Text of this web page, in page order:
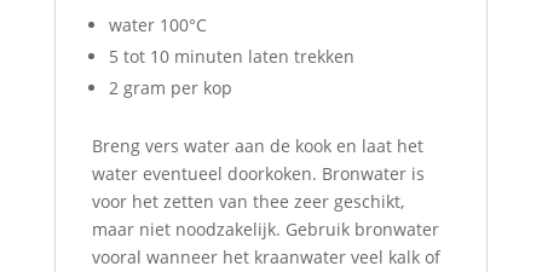
water 100°C
5 tot 10 minuten laten trekken
2 gram per kop
Breng vers water aan de kook en laat het
water eventueel doorkoken. Bronwater is
voor het zetten van thee zeer geschikt,
maar niet noodzakelijk. Gebruik bronwater
vooral wanneer het kraanwater veel kalk of